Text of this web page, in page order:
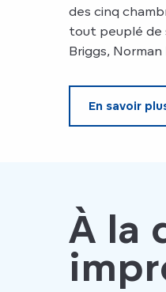
des cinq
tout peuplé de
Briggs,
En savoir
À la